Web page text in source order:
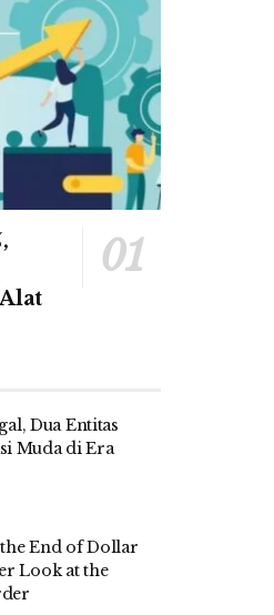
Dua Entitas
Muda di Era
End of Dollar
Look at the